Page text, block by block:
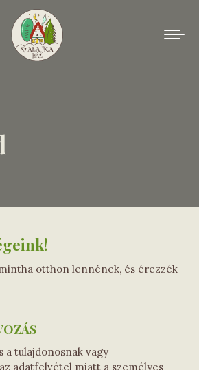
otthon lennének, és érezzék
a tulajdonosnak vagy
adatfelvétel miatt a személyes